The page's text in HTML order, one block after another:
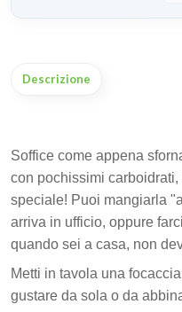
Descrizione
Soffice come appena
con pochissimi
speciale! Puoi mangiarla
arriva in ufficio, oppure
quando sei a casa, non
Metti in tavola una
gustare da sola o da